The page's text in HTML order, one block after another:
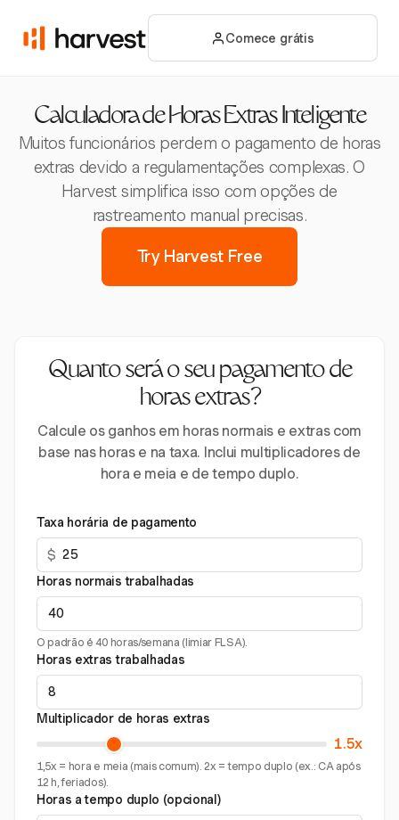
Comece grátis
Calculadora de Horas Extras Inteligente
Muitos funcionários perdem o pagamento de horas
extras devido a regulamentações complexas. O
Harvest simplifica isso com opções de
rastreamento manual precisas.
Try Harvest Free
Quanto será o seu pagamento de
horas extras?
Calcule os ganhos em horas normais e extras com
base nas horas e na taxa. Inclui multiplicadores de
hora e meia e de tempo duplo.
Taxa horária de pagamento
$
Horas normais trabalhadas
O padrão é 40 horas/semana (limiar FLSA).
Horas extras trabalhadas
Multiplicador de horas extras
1.5x
1,5x = hora e meia (mais comum). 2x = tempo duplo (ex.: CA após
12 h, feriados).
Horas a tempo duplo (opcional)